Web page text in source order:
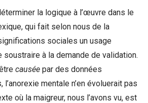
la logique à l’œuvre dans le
qui fait selon nous de la
sociales un usage
soustraire à la demande de validation.
causée par des données
mentale n’en évoluerait pas
où la maigreur, nous l’avons vu, est